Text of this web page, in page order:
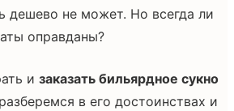
дешево не может. Но всегда ли
оправданы?
и заказать бильярдное сукно
в его достоинствах и